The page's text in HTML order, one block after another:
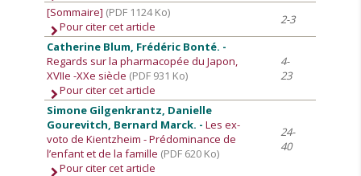
[Sommaire] (PDF 1124 Ko)
Pour citer cet article
2-3
Catherine Blum, Frédéric Bonté. -
Regards sur la pharmacopée du Japon,
XVIIe -XXe siècle (PDF 931 Ko)
Pour citer cet article
4-
23
Simone Gilgenkrantz, Danielle
Gourevitch, Bernard Marck. -Les ex-
voto de Kientzheim - Prédominance de
l’enfant et de la famille (PDF 620 Ko)
Pour citer cet article
24-
40